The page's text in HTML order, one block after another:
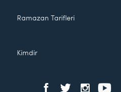
Ramazan Tarifleri
Kimdir